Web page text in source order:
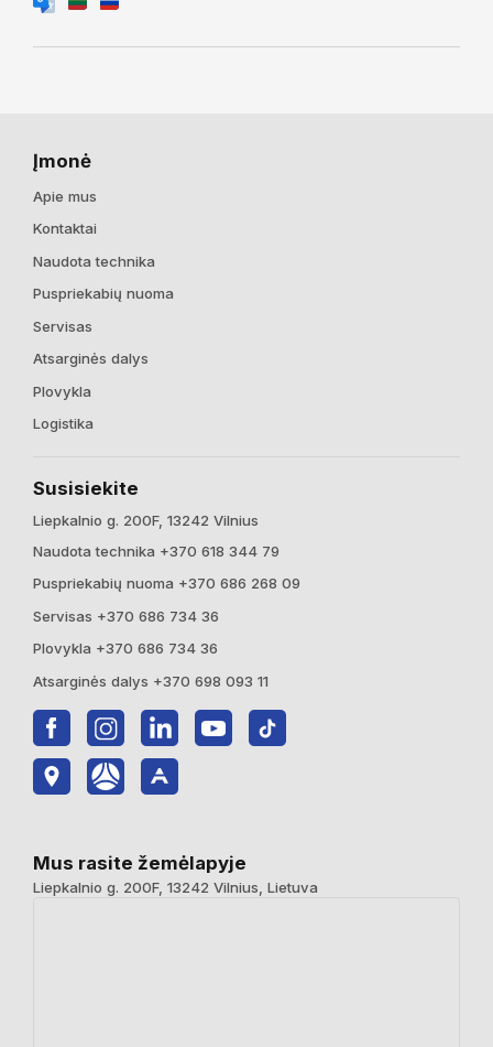
Įmonė
Apie mus
Kontaktai
Naudota technika
Puspriekabių nuoma
Servisas
Atsarginės dalys
Plovykla
Logistika
Susisiekite
Liepkalnio g. 200F, 13242 Vilnius
Naudota technika +370 618 344 79
Puspriekabių nuoma +370 686 268 09
Servisas +370 686 734 36
Plovykla +370 686 734 36
Atsarginės dalys +370 698 093 11
Mus rasite žemėlapyje
Liepkalnio g. 200F, 13242 Vilnius, Lietuva